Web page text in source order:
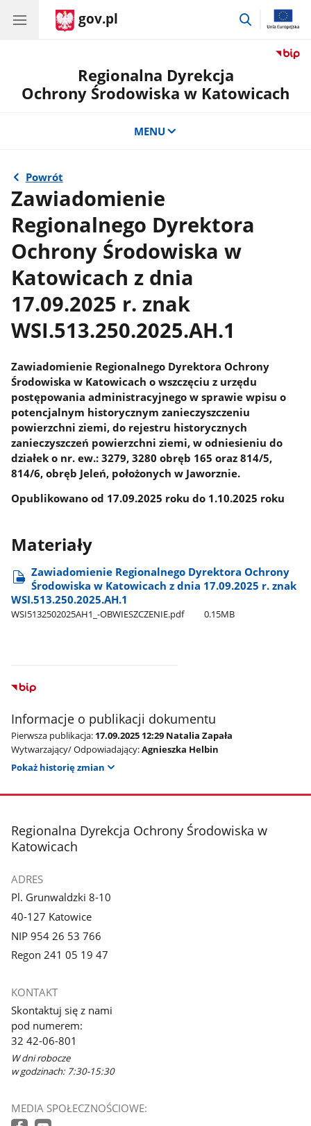
gov.pl
przejdź
Regionalna Dyrekcja
Ochrony Środowiska w Katowicach
MENU
Powrót
Zawiadomienie
Regionalnego Dyrektora
Ochrony Środowiska w
Katowicach z dnia
17.09.2025 r. znak
WSI.513.250.2025.AH.1
Zawiadomienie Regionalnego Dyrektora Ochrony
Środowiska w Katowicach o wszczęciu z urzędu
postępowania administracyjnego w sprawie wpisu o
potencjalnym historycznym zanieczyszczeniu
powierzchni ziemi, do rejestru historycznych
zanieczyszczeń powierzchni ziemi, w odniesieniu do
działek o nr. ew.: 3279, 3280 obręb 165 oraz 814/5,
814/6, obręb Jeleń, położonych w Jaworznie.
Opublikowano od 17.09.2025 roku do 1.10.2025 roku
Materiały
Zawiadomienie Regionalnego Dyrektora Ochrony
Środowiska w Katowicach z dnia 17.09.2025 r. znak
WSI.513.250.2025.AH.1
WSI5132502025AH1​_-OBWIESZCZENIE.pdf 0.15MB
Informacje o publikacji dokumentu
Pierwsza publikacja: 17.09.2025 12:29 Natalia Zapała
Wytwarzający/ Odpowiadający:Agnieszka Helbin
Pokaż historię zmian
stopka
Regionalna Dyrekcja Ochrony Środowiska w
Katowicach
ADRES
Pl. Grunwaldzki 8-10
40-127 Katowice
NIP 954 26 53 766
Regon 241 05 19 47
KONTAKT
Skontaktuj się z nami
pod numerem:
32 42-06-801
W dni robocze
w godzinach: 7:30-15:30
MEDIA SPOŁECZNOŚCIOWE: